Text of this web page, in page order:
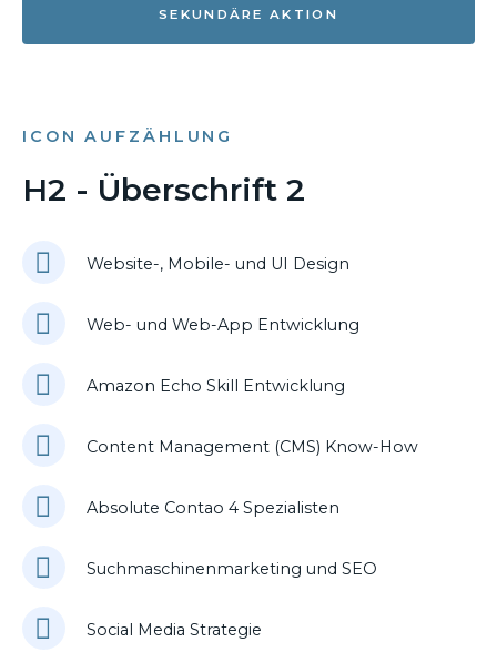
SEKUNDÄRE AKTION
ICON AUFZÄHLUNG
H2 - Überschrift 2
Website-, Mobile- und UI Design
Web- und Web-App Entwicklung
Amazon Echo Skill Entwicklung
Content Management (CMS) Know-How
Absolute Contao 4 Spezialisten
Suchmaschinenmarketing und SEO
Social Media Strategie